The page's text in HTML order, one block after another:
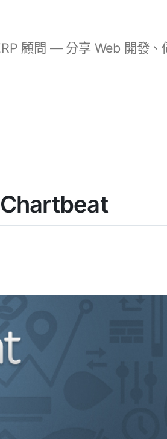
顧問 — 分享 Web 開發、